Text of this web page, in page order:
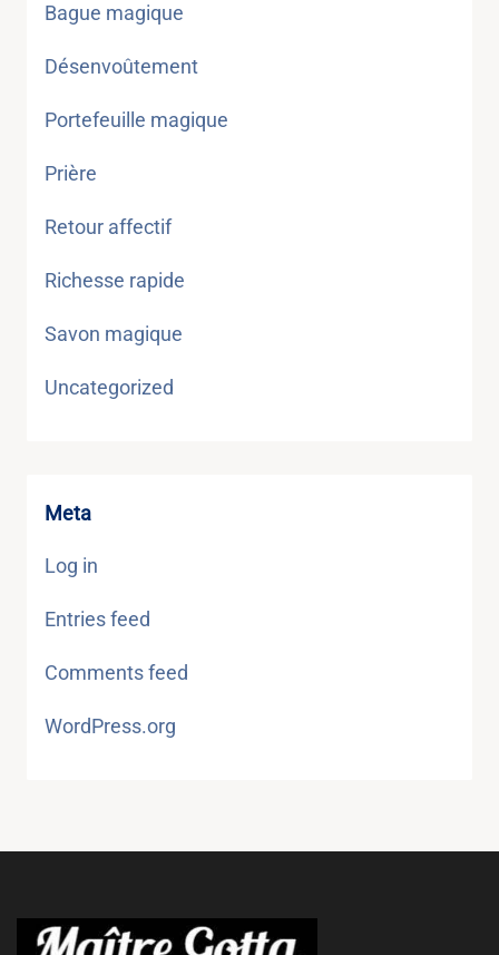
Bague magique
Désenvoûtement
Portefeuille magique
Prière
Retour affectif
Richesse rapide
Savon magique
Uncategorized
Meta
Log in
Entries feed
Comments feed
WordPress.org